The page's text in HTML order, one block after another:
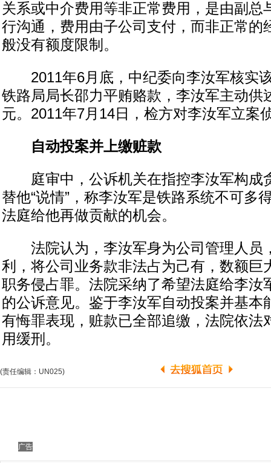
关系或中介费用等非正常费用，是由副总
行沟通，费用由子公司支付，而非正常的
般没有额度限制。
2011年6月底，中纪委向李汝军核实
铁路局局长邵力平贿赂款，李汝军主动供
元。2011年7月14日，检方对李汝军立案
自动投案并上缴赃款
庭审中，公诉机关在指控李汝军构成
替他“说情”，称李汝军是铁路系统不可多
法庭给他再做贡献的机会。
法院认为，李汝军身为公司管理人员
利，将公司业务款非法占为己有，数额巨
职务侵占罪。法院采纳了希望法庭给李汝
的公诉意见。鉴于李汝军自动投案并基本
有悔罪表现，赃款已全部追缴，法院依法
用缓刑。
(责任编辑：UN025)
广告